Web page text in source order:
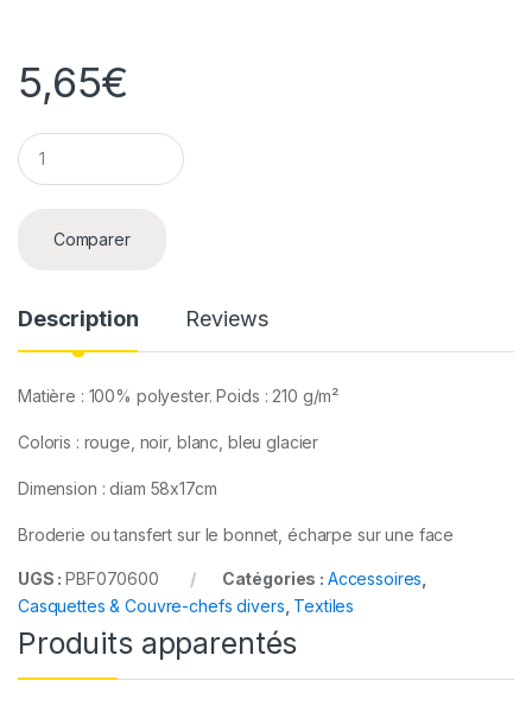
5,65€
Q
u
a
Comparer
Description Reviews
Matière : 100% polyester. Poids : 210 g/m²
Coloris : rouge, noir, blanc, bleu glacier
Dimension : diam 58x17cm
Broderie ou tansfert sur le bonnet, écharpe sur une face
UGS :PBF070600 Catégories : Accessoires
Casquettes & Couvre-chefs divers Textiles
Produits apparentés